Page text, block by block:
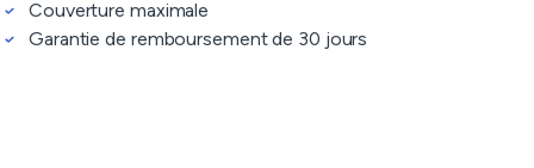
Couverture maximale
Garantie de remboursement de 30 jours